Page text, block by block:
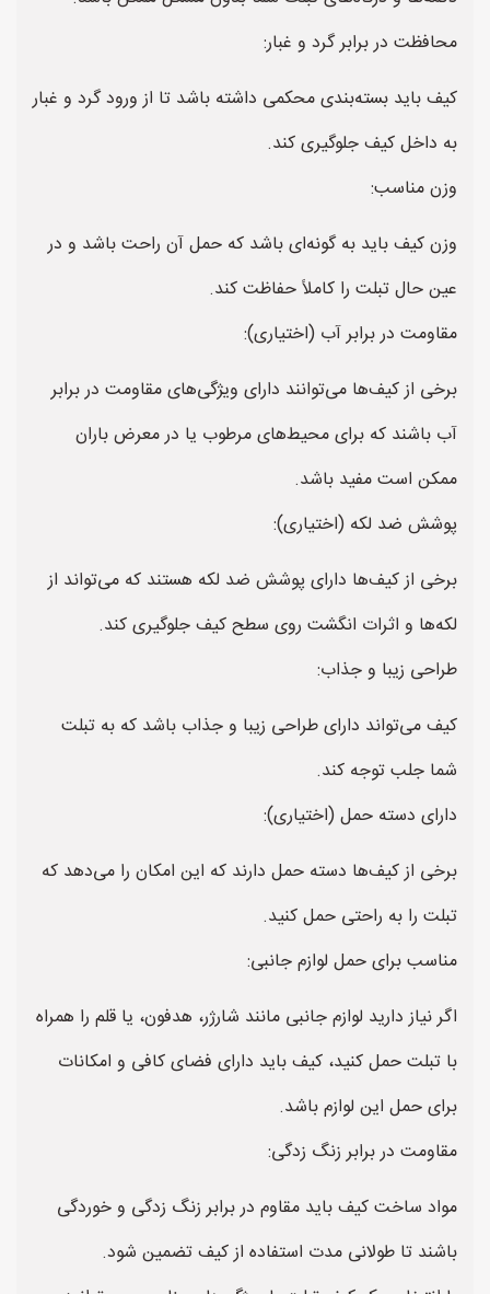
محافظت در برابر گرد و غبار:
کیف باید بسته‌بندی محکمی داشته باشد تا از ورود گرد و غبار
به داخل کیف جلوگیری کند.
وزن مناسب:
وزن کیف باید به گونه‌ای باشد که حمل آن راحت باشد و در
عین حال تبلت را کاملاً حفاظت کند.
مقاومت در برابر آب (اختیاری):
برخی از کیف‌ها می‌توانند دارای ویژگی‌های مقاومت در برابر
آب باشند که برای محیط‌های مرطوب یا در معرض باران
ممکن است مفید باشد.
پوشش ضد لکه (اختیاری):
برخی از کیف‌ها دارای پوشش ضد لکه هستند که می‌تواند از
لکه‌ها و اثرات انگشت روی سطح کیف جلوگیری کند.
طراحی زیبا و جذاب:
کیف می‌تواند دارای طراحی زیبا و جذاب باشد که به تبلت
شما جلب توجه کند.
دارای دسته حمل (اختیاری):
برخی از کیف‌ها دسته حمل دارند که این امکان را می‌دهد که
تبلت را به راحتی حمل کنید.
مناسب برای حمل لوازم جانبی:
اگر نیاز دارید لوازم جانبی مانند شارژر، هدفون، یا قلم را همراه
با تبلت حمل کنید، کیف باید دارای فضای کافی و امکانات
برای حمل این لوازم باشد.
مقاومت در برابر زنگ زدگی:
مواد ساخت کیف باید مقاوم در برابر زنگ زدگی و خوردگی
باشند تا طولانی مدت استفاده از کیف تضمین شود.